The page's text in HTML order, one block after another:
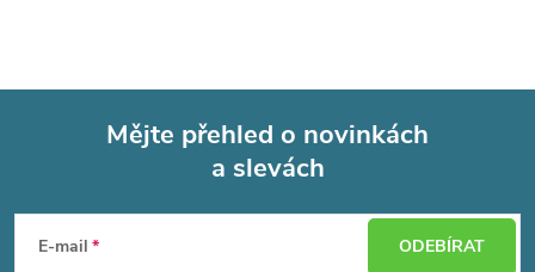
Mějte přehled o novinkách
a slevách
E-mail ODEBÍRAT